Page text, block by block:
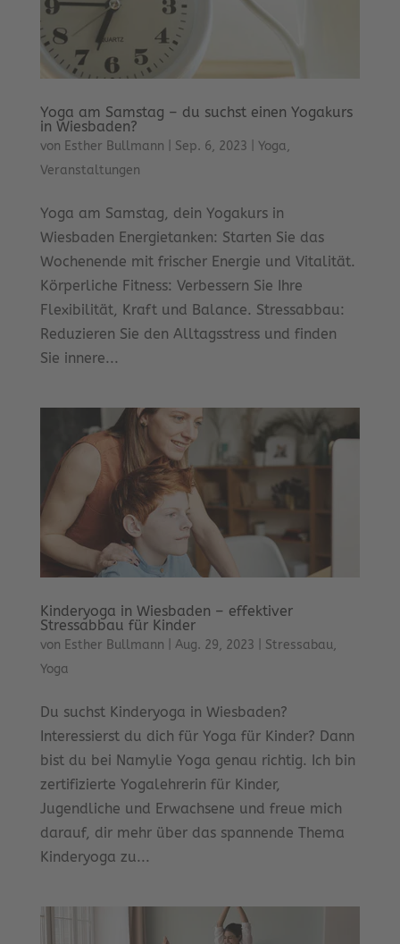
Yoga am Samstag – du suchst einen Yogakurs
in Wiesbaden?
von Esther Bullmann Sep. 6, 2023 Yoga,
Veranstaltungen
Yoga am Samstag, dein Yogakurs in
Wiesbaden Energietanken: Starten Sie das
Wochenende mit frischer Energie und Vitalität.
Körperliche Fitness: Verbessern Sie Ihre
Flexibilität, Kraft und Balance. Stressabbau:
Reduzieren Sie den Alltagsstress und finden
Sie innere...
Kinderyoga in Wiesbaden – effektiver
Stressabbau für Kinder
von Esther Bullmann Aug. 29, 2023 Stressabau,
Yoga
Du suchst Kinderyoga in Wiesbaden?
Interessierst du dich für Yoga für Kinder? Dann
bist du bei Namylie Yoga genau richtig. Ich bin
zertifizierte Yogalehrerin für Kinder,
Jugendliche und Erwachsene und freue mich
darauf, dir mehr über das spannende Thema
Kinderyoga zu...